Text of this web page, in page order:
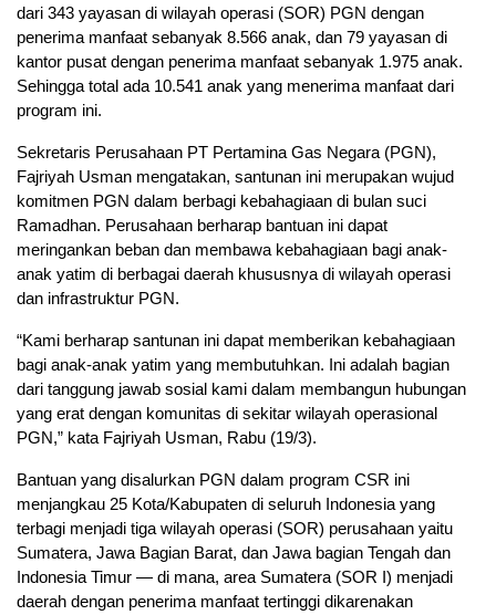
dari 343 yayasan di wilayah operasi (SOR) PGN dengan
penerima manfaat sebanyak 8.566 anak, dan 79 yayasan di
kantor pusat dengan penerima manfaat sebanyak 1.975 anak.
Sehingga total ada 10.541 anak yang menerima manfaat dari
program ini.
Sekretaris Perusahaan PT Pertamina Gas Negara (PGN),
Fajriyah Usman mengatakan, santunan ini merupakan wujud
komitmen PGN dalam berbagi kebahagiaan di bulan suci
Ramadhan. Perusahaan berharap bantuan ini dapat
meringankan beban dan membawa kebahagiaan bagi anak-
anak yatim di berbagai daerah khususnya di wilayah operasi
dan infrastruktur PGN.
“Kami berharap santunan ini dapat memberikan kebahagiaan
bagi anak-anak yatim yang membutuhkan. Ini adalah bagian
dari tanggung jawab sosial kami dalam membangun hubungan
yang erat dengan komunitas di sekitar wilayah operasional
PGN,” kata Fajriyah Usman, Rabu (19/3).
Bantuan yang disalurkan PGN dalam program CSR ini
menjangkau 25 Kota/Kabupaten di seluruh Indonesia yang
terbagi menjadi tiga wilayah operasi (SOR) perusahaan yaitu
Sumatera, Jawa Bagian Barat, dan Jawa bagian Tengah dan
Indonesia Timur — di mana, area Sumatera (SOR I) menjadi
daerah dengan penerima manfaat tertinggi dikarenakan